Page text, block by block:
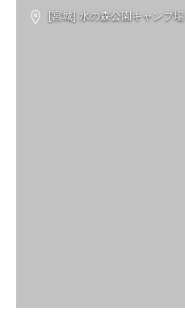
[宮城] 水の森公園キャンプ場